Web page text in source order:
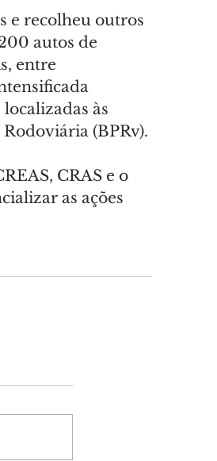
e recolheu outros
autos de
entre
às
(BPRv).
CRAS e o
as ações